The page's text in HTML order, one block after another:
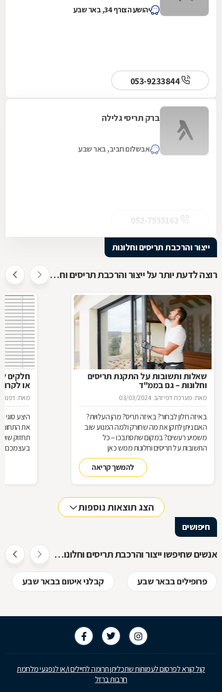
יהושע הצורף 34, באר שבע
053-9233844
ברק תריסי גלילה
אבשלום חביב, באר שבע
ייצור והרכבת תריסים וחלונות
רוצה לדעת יותר על ייצור והרכבת תריסים וחלונות ?
שאלות ותשובות על התקנת תריסים
וחלונות – גם בממ"ד
מאת: מערכת דפי זהב 03/03/2024
באיזה חלון לבחור? באיזה תריס? מהן העלויות?
האם ניתן לתקן את מה שחורק ולמה המנוע שוב
משמיע רעשים? במקום שתסתבכו – כל
התשובות על תריסים וחלונות ממש כאן
להמשך קריאה
חלקים
או
מאת: דפנה
היצע
את התחום
תחזוק
בעצמכם
הצג תוצאות נוספות
חיפושים
אנשים שחיפשו ייצור והרכבת תריסים וחלונות חיפשו גם
פרופילים בבאר שבע קבלני איטום בבאר שבע
קול קורא לפרסום לעמותות שתכליתן תרומה לחיילים ו/או לנפגעי מלחמת
חרבות ברזל